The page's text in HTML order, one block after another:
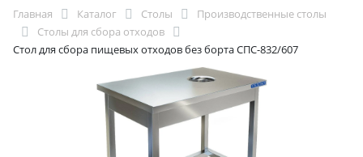
Главная Каталог Столы
Производственные столы
Столы для сбора отходов
Стол для сбора пищевых отходов без борта СПС-832/607